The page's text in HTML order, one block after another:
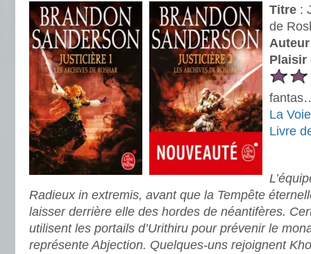
Titre :
de
Auteur
Plaisir
La
Livre
Radieux in extremis, avant que la Tempête
laisser derrière elle des hordes de néantifères.
utilisent les portails d’Urithiru pour prévenir le
représente Abjection. Quelques-uns rejoignent